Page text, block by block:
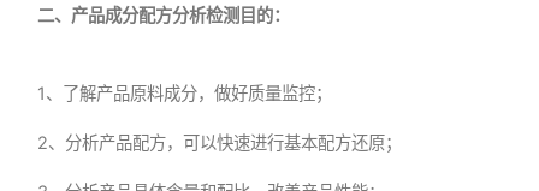
二、产品成分配方分析检测目的：
1、了解产品原料成分，做好质量监控；
2、分析产品配方，可以快速进行基本配方还原；